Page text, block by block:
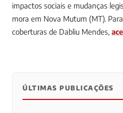
impactos sociais e mudanças
mora em Nova Mutum (MT).
coberturas de Dabliu Mendes,
0 0 0
ÚLTIMAS PUBLICAÇÕES